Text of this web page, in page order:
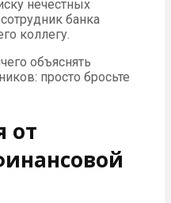
нечестных
банка
коллегу.
объяснять
просто бросьте
от